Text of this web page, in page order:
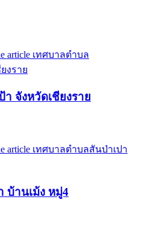
า จังหวัดเชียงราย
บ้านเม้ง หมู่4